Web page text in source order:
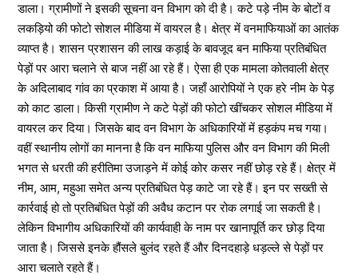
डाला। ग्रामीणों ने इसकी सूचना वन विभाग को दी है। कटे पड़े नीम के बोटों व
लकड़ियो की फोटो सोशल मीडिया में वायरल है। क्षेत्र में वनमाफियाओं का आतंक
व्याप्त है। शासन प्रशासन की लाख कड़ाई के बावजूद बन माफिया प्रतिबंधित
पेड़ों पर आरा चलाने से बाज नहीं आ रहे हैं। ऐसा ही एक मामला कोतवाली क्षेत्र
के अदिलाबाद गांव का प्रकाश में आया है। जहाँ आरोपियों ने एक हरे नीम के पेड़
को काट डाला। किसी ग्रामीण ने कटे पेड़ों की फोटो खींचकर सोशल मीडिया में
वायरल कर दिया। जिसके बाद वन विभाग के अधिकारियों में हड़कंप मच गया।
वहीं स्थानीय लोगों का मानना है कि वन माफिया पुलिस और वन विभाग की मिली
भगत से धरती की हरीतिमा उजाड़ने में कोई कोर कसर नहीं छोड़ रहे हैं। क्षेत्र में
नीम, आम, महुआ समेत अन्य प्रतिबंधित पेड़ काटे जा रहे हैं। इन पर सख्ती से
कार्रवाई हो तो प्रतिबंधित पेड़ों की अवैध कटान पर रोक लगाई जा सकती है।
लेकिन विभागीय अधिकारियों की कार्यवाही के नाम पर खानापूर्ति कर छोड़ दिया
जाता है। जिससे इनके हौंसले बुलंद रहते हैं और दिनदहाड़े धड़ल्ले से पेड़ों पर
आरा चलाते रहते हैं।